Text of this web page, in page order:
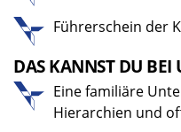
Führerschein der
DAS KANNST DU BEI
Eine familiäre
Hierarchien und